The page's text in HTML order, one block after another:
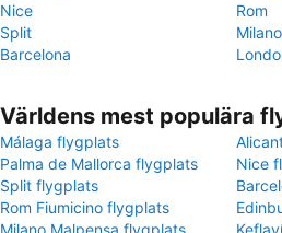
Nice
Rom
Split
Milano
Barcelona
Världens mest populära
Málaga flygplats
Palma de Mallorca flygplats
Nice
Split flygplats
Rom Fiumicino flygplats
Milano Malpensa flygplats